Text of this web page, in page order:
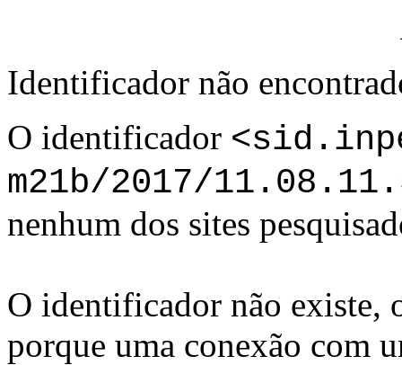
Identificador não
O identificador
m21b/2017/
nenhum dos sites
O identificador não existe,
porque uma conexão com